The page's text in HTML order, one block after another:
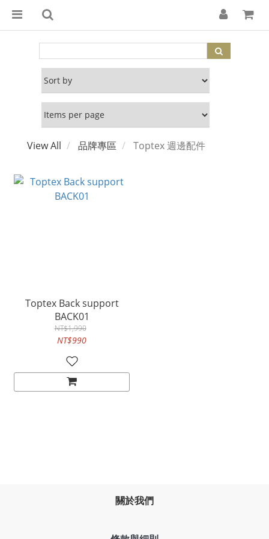
View All 品牌專區 Toptex 週邊配件
Toptex Back support
BACK01
NT$1,990
NT$990
關於我們